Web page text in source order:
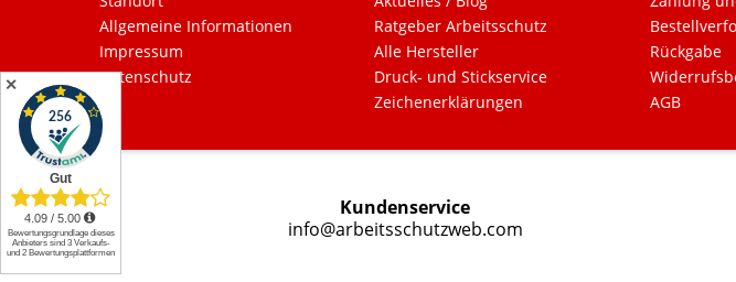
Allgemeine Informationen
Impressum
Datenschutz
Ratgeber Arbeitsschutz
Alle Hersteller
Druck- und Stickservice
Zeichenerklärungen
Rückgabe
AGB
Kundenservice
info@arbeitsschutzweb.com
✕